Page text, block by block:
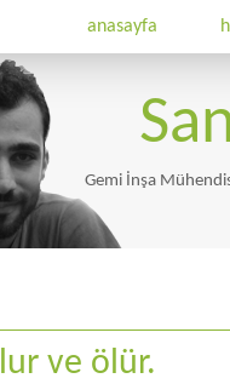
anasayfa
Gemi İnşa
ve ölür.